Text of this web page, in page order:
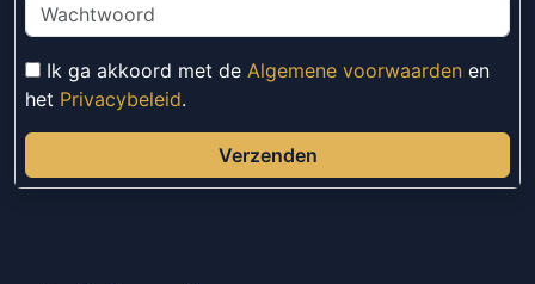
Ik ga akkoord met de Algemene voorwaarden en
het Privacybeleid.
Verzenden